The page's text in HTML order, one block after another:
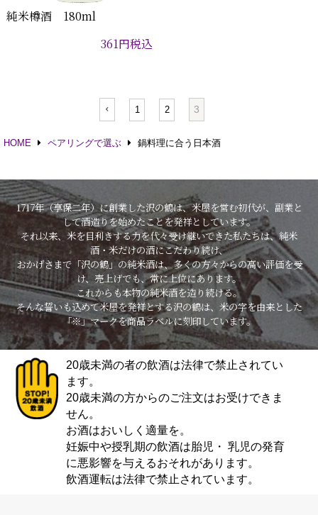
純米樽酒 180ml
361円税込
1 2 3
HOME ペアリングで選ぶ 鍋料理に合う日本酒
1717年（享保二年）に創業した沢の鶴は、米屋を営む初代が、副業と
して酒造りを始めたことを発祥としています。
それ以来、米を目利きする力を代々受け継いできた私たちは、純米
酒・米だけの酒にこだわり続け、
おかげさまで「沢の鶴」の純米酒は、多くの方々からの高い評価を受
け、売上げでも、常に上位にあります。
これからも本物の純米酒を造り続ける。
そんな誓いも込めて米屋を発祥とする沢の鶴は、米の字を由来とした
「※」マークを商品ラベルに刻印しています。
20歳未満の者の飲酒は法律で禁止されてい
ます。
20歳未満の方からのご注文はお受けできま
せん。
お酒はおいしく適量を。
妊娠中や授乳期の飲酒は胎児・ 乳児の発育
に悪影響を与えるおそれがあります。
飲酒運転は法律で禁止されています。